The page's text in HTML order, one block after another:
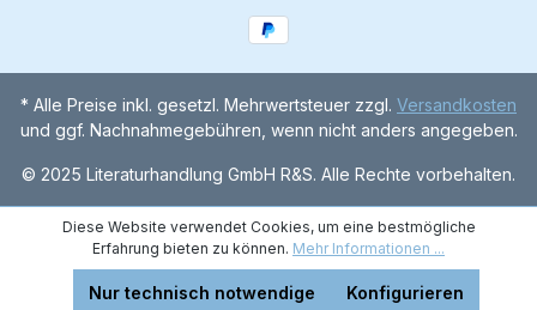
* Alle Preise inkl. gesetzl. Mehrwertsteuer zzgl. Versandkosten
und ggf. Nachnahmegebühren, wenn nicht anders angegeben.
© 2025 Literaturhandlung GmbH R&S. Alle Rechte vorbehalten.
Diese Website verwendet Cookies, um eine bestmögliche
Erfahrung bieten zu können. Mehr Informationen ...
Nur technisch notwendige Konfigurieren